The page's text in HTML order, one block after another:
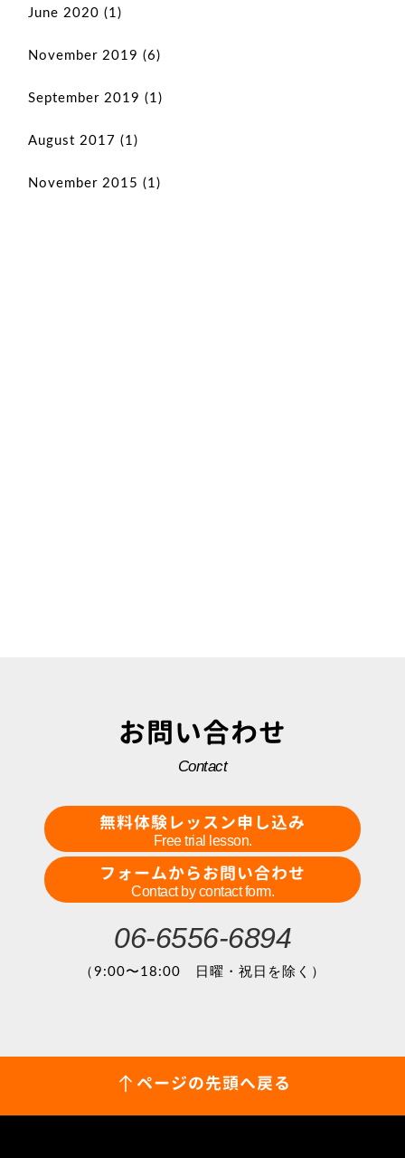
June 2020 (1)
November 2019 (6)
September 2019 (1)
August 2017 (1)
November 2015 (1)
お問い合わせ
Contact
無料体験レッスン申し込み
Free trial lesson.
フォームからお問い合わせ
Contact by contact form.
06-6556-6894
（9:00〜18:00 日曜・祝日を除く）
ページの先頭へ戻る